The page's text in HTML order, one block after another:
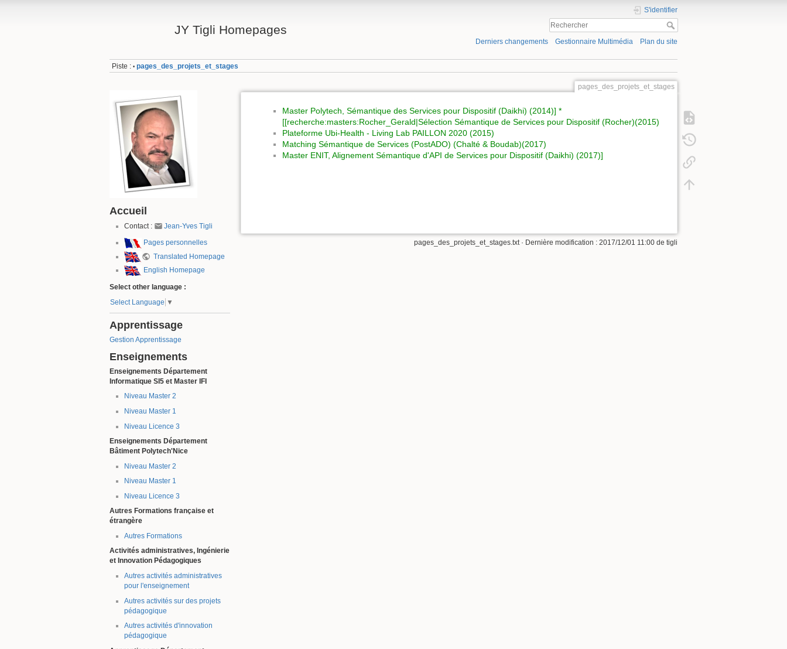
JY Tigli Homepages
S'identifier
Derniers changements Gestionnaire Multimédia Plan du site
Piste : • pages_des_projets_et_stages
Accueil
Contact : Jean-Yves Tigli
Pages personnelles
Translated Homepage
English Homepage
Select other language :
Select Language ▼
Apprentissage
Gestion Apprentissage
Enseignements
Enseignements Département
Informatique SI5 et Master IFI
Niveau Master 2
Niveau Master 1
Niveau Licence 3
Enseignements Département
Bâtiment Polytech'Nice
Niveau Master 2
Niveau Master 1
Niveau Licence 3
Autres Formations française et
étrangère
Autres Formations
Activités administratives, Ingénierie
et Innovation Pédagogiques
Autres activités administratives
pour l'enseignement
Autres activités sur des projets
pédagogique
Autres activités d'innovation
pédagogique
pages_des_projets_et_stages
Master Polytech, Sémantique des Services pour Dispositif (Daikhi) (2014)] *
[[recherche:masters:Rocher_Gerald|Sélection Sémantique de Services pour Dispositif (Rocher)(2015)
Plateforme Ubi-Health - Living Lab PAILLON 2020 (2015)
Matching Sémantique de Services (PostADO) (Chalté & Boudab)(2017)
Master ENIT, Alignement Sémantique d'API de Services pour Dispositif (Daikhi) (2017)]
pages_des_projets_et_stages.txt· Dernière modification : 2017/12/01 11:00 de tigli